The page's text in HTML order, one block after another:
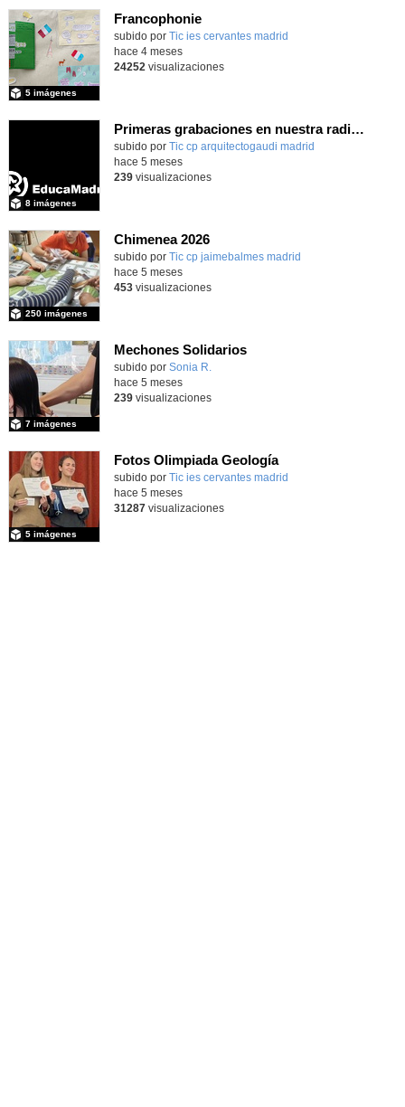
Francophonie
subido por Tic ies cervantes madrid
5 imágenes
hace 4 meses
24252 visualizaciones
Primeras grabaciones en nuestra radio ONDA GAUDÍ
Contenido educativo.
subido por Tic cp arquitectogaudi madrid
8 imágenes
hace 5 meses
239visualizaciones
Chimenea 2026
subido por Tic cp jaimebalmes madrid
250 imágenes
hace 5 meses
453visualizaciones
Mechones Solidarios
subido por Sonia R.
7 imágenes
hace 5 meses
239visualizaciones
Fotos Olimpiada Geología
Contenido educativo.
subido por Tic ies cervantes madrid
5 imágenes
hace 5 meses
31287visualizaciones